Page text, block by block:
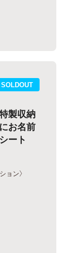
SOLDOUT
製収納
お名前
ート
ョン〉